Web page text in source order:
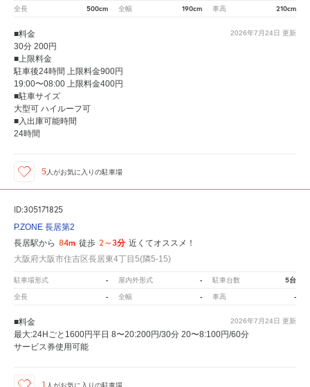
全長 500cm 全幅 190cm 車高 210cm
2026年7月24日 更新
■料金
30分 200円
■上限料金
駐車後24時間 上限料金900円
19:00〜08:00 上限料金400円
■駐車サイズ
大型可 ハイルーフ可
■入出庫可能時間
24時間
5 人がお気に入りの駐車場
ID:305171825
P.ZONE 長居第2
長居駅から 84m 徒歩 2～3分 近くてオススメ！
大阪府大阪市住吉区長居東4丁目5(隣5-15)
駐車場形式 - 屋内外形式 - 駐車台数 5台
全長 - 全幅 - 車高 -
2026年7月24日 更新
■料金
最大:24Hごと1600円平日 8〜20:200円/30分 20〜8:100円/60分
サービス券使用可能
1 人がお気に入りの駐車場